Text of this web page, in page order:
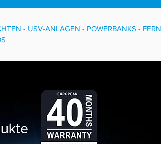
- USV-ANLAGEN - POWERBANKS -